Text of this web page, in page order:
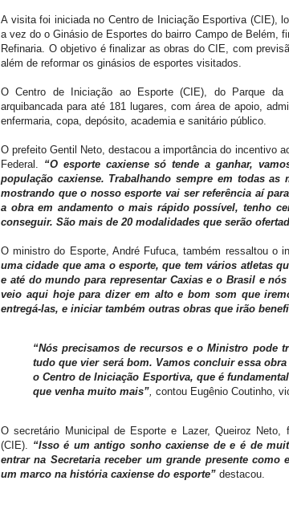
A visita foi iniciada no Centro de Iniciação Esportiva (CIE),
a vez do o Ginásio de Esportes do bairro Campo de Belém,
Refinaria. O objetivo é finalizar as obras do CIE, com
além de reformar os ginásios de esportes visitados.
O Centro de Iniciação ao Esporte (CIE), do Parque da
arquibancada para até 181 lugares, com área de apoio,
enfermaria, copa, depósito, academia e sanitário público.
O prefeito Gentil Neto, destacou a importância do incentivo
Federal.
“O esporte caxiense só tende a ganhar,
população caxiense. Trabalhando sempre em todas as
mostrando que o nosso esporte vai ser referência aí
a obra em andamento o mais rápido possível, tenho
conseguir. São mais de 20 modalidades que serão
O ministro do Esporte, André Fufuca, também ressaltou o
uma cidade que ama o esporte, que tem vários atletas
e até do mundo para representar Caxias e o Brasil e
veio aqui hoje para dizer em alto e bom som que
entregá-las, e iniciar também outras obras que irão
“Nós precisamos de recursos e o Ministro pode
tudo que vier será bom. Vamos concluir essa
o Centro de Iniciação Esportiva, que é
que venha muito mais” contou Eugênio Coutinho,
O secretário Municipal de Esporte e Lazer, Queiroz Neto,
(CIE).
“Isso é um antigo sonho caxiense de e é de
entrar na Secretaria receber um grande presente como
um marco na história caxiense do esporte” destacou.